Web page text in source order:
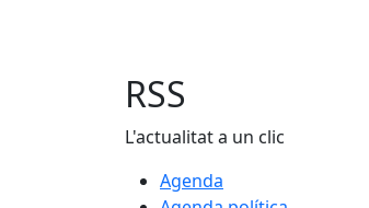
RSS
L'actualitat a un clic
Agenda